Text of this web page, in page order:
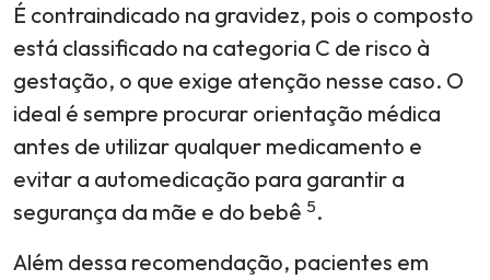
É contraindicado na gravidez, pois o composto
está classificado na categoria C de risco à
gestação, o que exige atenção nesse caso. O
ideal é sempre procurar orientação médica
antes de utilizar qualquer medicamento e
evitar a automedicação para garantir a
segurança da mãe e do bebê 5.
Além dessa recomendação, pacientes em